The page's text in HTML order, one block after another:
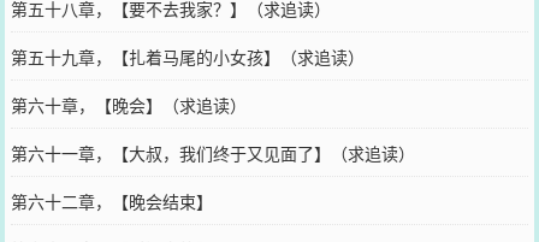
第五十八章，【要不去我家？】（求追读）
第五十九章，【扎着马尾的小女孩】（求追读）
第六十章，【晚会】（求追读）
第六十一章，【大叔，我们终于又见面了】（求追读）
第六十二章，【晚会结束】